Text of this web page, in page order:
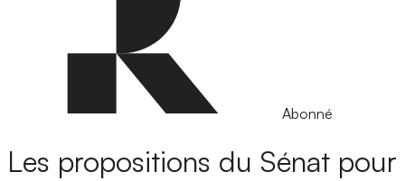
Abonné
Les propositions du Sénat pour